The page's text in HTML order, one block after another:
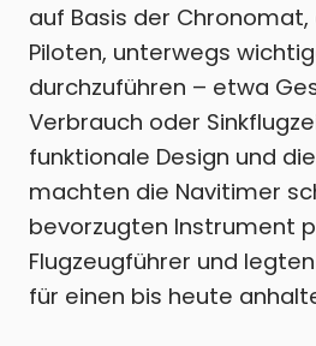
auf Basis der
Piloten, unterwegs
durchzuführen – etwa
Verbrauch oder
funktionale Design und
machten die Navitimer
bevorzugten Instrument
Flugzeugführer und
für einen bis heute